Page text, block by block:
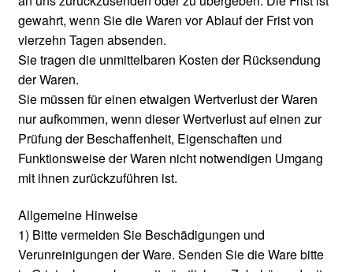
gewahrt, wenn Sie die Waren vor Ablauf der Frist von
vierzehn Tagen absenden.
Sie tragen die unmittelbaren Kosten der Rücksendung
der Waren.
Sie müssen für einen etwaigen Wertverlust der Waren
nur aufkommen, wenn dieser Wertverlust auf einen zur
Prüfung der Beschaffenheit, Eigenschaften und
Funktionsweise der Waren nicht notwendigen Umgang
mit ihnen zurückzuführen ist.
Allgemeine Hinweise
1) Bitte vermeiden Sie Beschädigungen und
Verunreinigungen der Ware. Senden Sie die Ware bitte